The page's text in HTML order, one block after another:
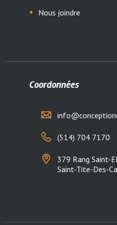
Nous joindre
Coordonnées
(514) 704 7170
379 Rang Saint-
Saint-Tite-Des-